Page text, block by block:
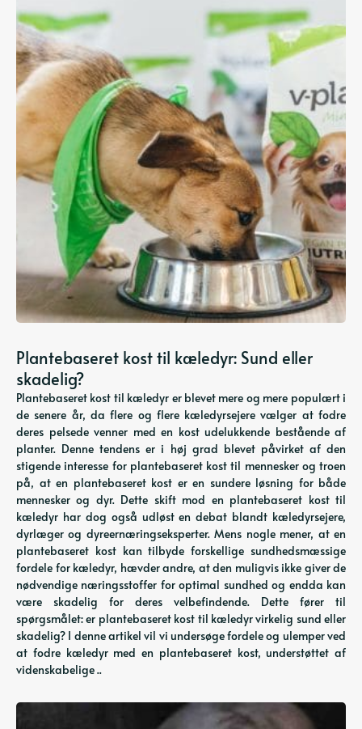
Plantebaseret kost til kæledyr: Sund eller
skadelig?
Plantebaseret kost til kæledyr er blevet mere og mere populært i
de senere år, da flere og flere kæledyrsejere vælger at fodre
deres pelsede venner med en kost udelukkende bestående af
planter. Denne tendens er i høj grad blevet påvirket af den
stigende interesse for plantebaseret kost til mennesker og troen
på, at en plantebaseret kost er en sundere løsning for både
mennesker og dyr. Dette skift mod en plantebaseret kost til
kæledyr har dog også udløst en debat blandt kæledyrsejere,
dyrlæger og dyreernæringseksperter. Mens nogle mener, at en
plantebaseret kost kan tilbyde forskellige sundhedsmæssige
fordele for kæledyr, hævder andre, at den muligvis ikke giver de
nødvendige næringsstoffer for optimal sundhed og endda kan
være skadelig for deres velbefindende. Dette fører til
spørgsmålet: er plantebaseret kost til kæledyr virkelig sund eller
skadelig? I denne artikel vil vi undersøge fordele og ulemper ved
at fodre kæledyr med en plantebaseret kost, understøttet af
videnskabelige ..